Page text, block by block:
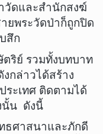
วัดและสำนักสงฆ์
ยพระวัดป่าก็ถูกปิด
สึก
ริย์ รวมทั้งบทบาท
กล่าวได้สร้าง
ะเทศ ติดตามได้
นั้น ดังนี้
ธศาสนาและภักดี